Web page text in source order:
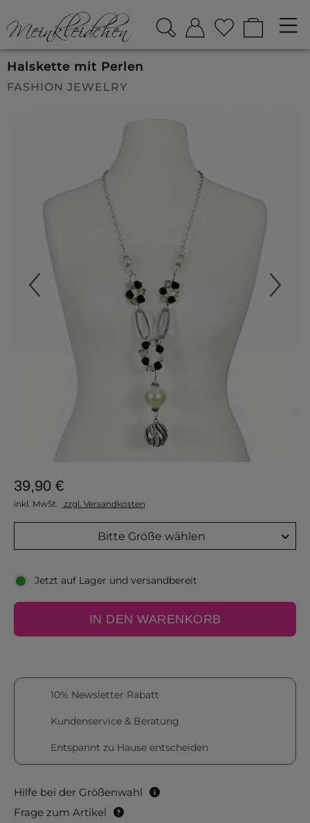
Halskette mit Perlen
FASHION JEWELRY
39,90 €
inkl. MwSt. zzgl. Versandkosten
Bitte Größe wählen
Jetzt auf Lager und versandbereit
IN DEN WARENKORB
10% Newsletter Rabatt
Kundenservice & Beratung
Entspannt zu Hause entscheiden
Hilfe bei der Größenwahl
Frage zum Artikel